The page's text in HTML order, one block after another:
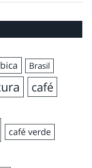
Brasil
café
café verde